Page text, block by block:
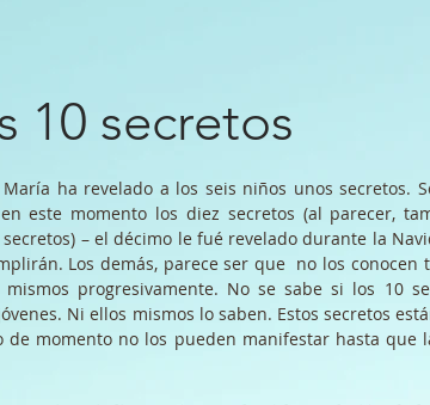
10 secretos
María ha revelado a los seis niños unos secretos.
este momento los diez secretos (al parecer,
secretos) – el décimo le fué revelado durante la
Los demás, parece ser que no los conocen
progresivamente. No se sabe si los 10
Ni ellos mismos lo saben. Estos secretos
de momento no los pueden manifestar hasta que